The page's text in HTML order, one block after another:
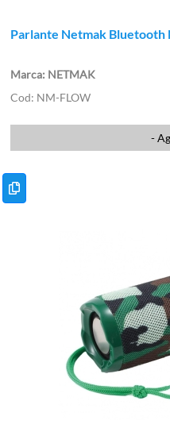
Parlante Netmak
NETMAK
NM-FLOW
-